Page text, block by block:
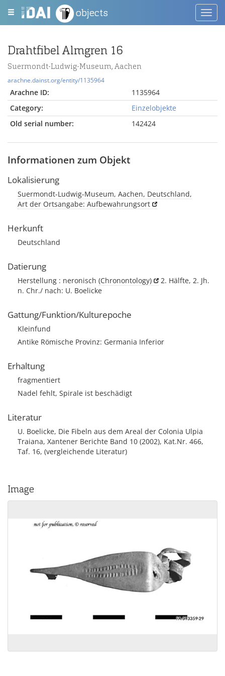
objects
Drahtfibel Almgren 16
Suermondt-Ludwig-Museum, Aachen
arachne.dainst.org/entity/1135964
Arachne ID:
1135964
Category:
Einzelobjekte
Old serial number:
142424
Informationen zum Objekt
Lokalisierung
Suermondt-Ludwig-Museum, Aachen, Deutschland,
Art der Ortsangabe: Aufbewahrungsort
Herkunft
Deutschland
Datierung
Herstellung : neronisch (Chronontology)
2. Hälfte, 2. Jh.
n. Chr./ nach: U. Boelicke
Gattung/Funktion/Kulturepoche
Kleinfund
Antike Römische Provinz: Germania Inferior
Erhaltung
fragmentiert
Nadel fehlt, Spirale ist beschädigt
Literatur
U. Boelicke, Die Fibeln aus dem Areal der Colonia Ulpia
Traiana, Xantener Berichte Band 10 (2002), Kat.Nr. 466,
Taf. 16, (vergleichende Literatur)
Image